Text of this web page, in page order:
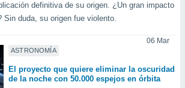
definitiva de su origen. ¿Un gran impacto
Sin duda, su origen fue violento.
ASTRONOMÍA
06 Mar
El proyecto que quiere eliminar la oscuridad
de la noche con 50.000 espejos en órbita